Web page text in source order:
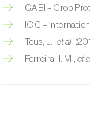
CABI – Crop
IOC –
Tous, J., et al.
Ferreira, I. M., et